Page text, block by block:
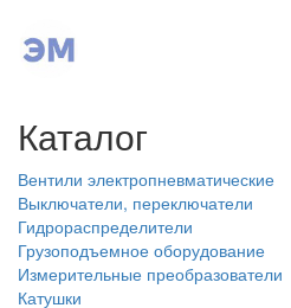
Каталог
Вентили электропневматические
Выключатели, переключатели
Гидрораспределители
Грузоподъемное оборудование
Измерительные преобразователи
Катушки